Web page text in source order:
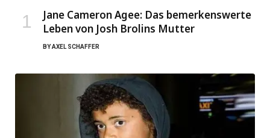
Jane Cameron Agee: Das bemerkenswerte
Leben von Josh Brolins Mutter
BYAXEL SCHAFFER